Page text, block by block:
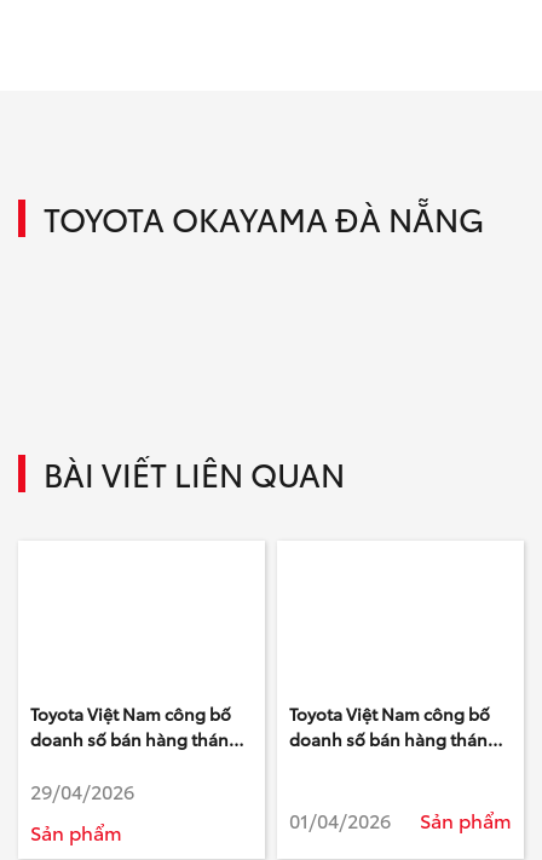
TOYOTA OKAYAMA ĐÀ NẴNG
BÀI VIẾT LIÊN QUAN
Toyota Việt Nam công bố
doanh số bán hàng tháng
29/04/2026
Sản phẩm
Toyota Việt Nam công bố
doanh số bán hàng tháng
01/04/2026 Sản phẩm